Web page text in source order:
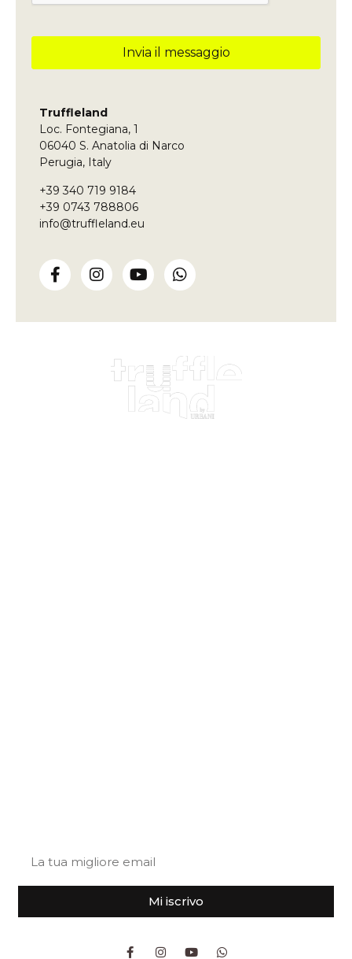
Invia il messaggio
deve
essere
lasciato
vuoto
Truffleland
Loc. Fontegiana, 1
06040 S. Anatolia di Narco
Perugia, Italy
+39 340 719 9184
+39 0743 788806
info@truffleland.eu
Mi iscrivo